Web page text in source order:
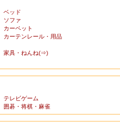
ベッド
ソファ
カーペット
カーテンレール・用品
家具・ねんね(⇒)
テレビゲーム
囲碁・将棋・麻雀